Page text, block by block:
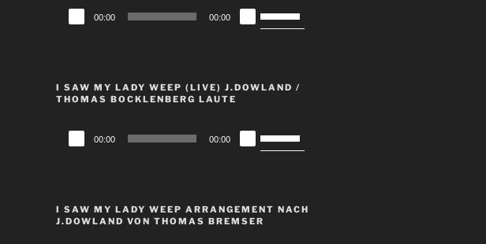
Audio-
Player
00:00 00:00
Hoch/Runter
Lautstärke
I SAW MY LADY WEEP (LIVE) J.DOWLAND /
THOMAS BOCKLENBERG LAUTE
Audio-
Player
00:00 00:00
Hoch/Runter
Lautstärke
I SAW MY LADY WEEP ARRANGEMENT NACH
J.DOWLAND VON THOMAS BREMSER